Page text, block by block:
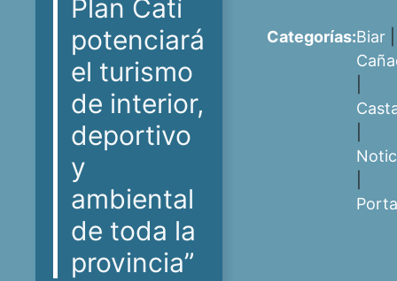
Plan Catí
potenciará
el turismo
de interior,
deportivo
y
ambiental
de toda la
provincia”
Categorías:Biar